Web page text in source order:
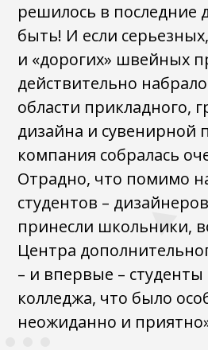
решилось в последние
быть! И если
и «дорогих» швейных
действительно
области прикладного,
дизайна и сувенирной
компания собралась
Отрадно, что помимо
студентов –
принесли школьники,
Центра
– и впервые –
колледжа, что было
неожиданно и